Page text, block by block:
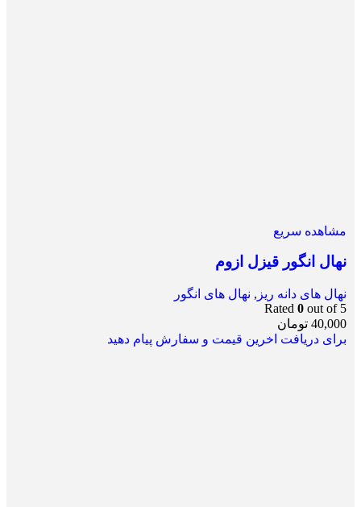
مشاهده سریع
نهال انگور قیزل ازوم
نهال های دانه ریز , نهال های انگور
Rated 0 out of 5
40,000 تومان
برای دریافت اخرین قیمت و سفارش پیام دهید